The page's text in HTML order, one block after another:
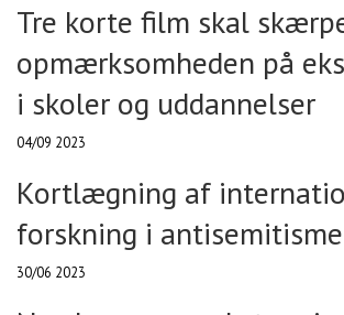
Tre korte film skal
opmærksomheden på
i skoler og uddannelser
04/09 2023
Kortlægning af
forskning i antisemitisme
30/06 2023